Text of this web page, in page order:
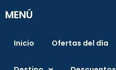
MENÚ
Inicio Ofertas del día